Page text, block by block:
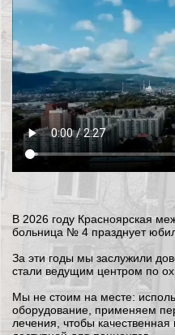
В 2026 году Красноярская
больница № 4 празднует
За эти годы мы заслужили
стали ведущим центром по
Мы не стоим на месте:
оборудование, применяем
лечения, чтобы